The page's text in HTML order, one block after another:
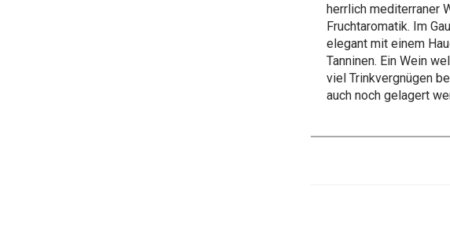
herrlich mediterraner
Fruchtaromatik. Im
elegant mit einem
Tanninen. Ein Wein
viel Trinkvergnügen
auch noch gelagert